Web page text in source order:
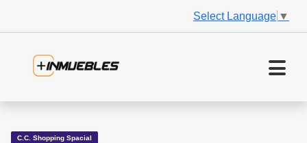
Select Language ▼
C.C. Shopping Spacial